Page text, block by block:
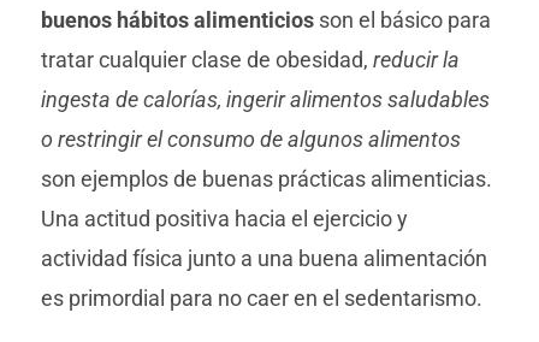
buenos hábitos alimenticiosson el básico para
tratar cualquier clase de obesidad, reducir la
ingesta de calorías, ingerir alimentos saludables
o restringir el consumo de algunos alimentos
son ejemplos de buenas prácticas alimenticias.
Una actitud positiva hacia el ejercicio y
actividad física junto a una buena alimentación
es primordial para no caer en el sedentarismo.